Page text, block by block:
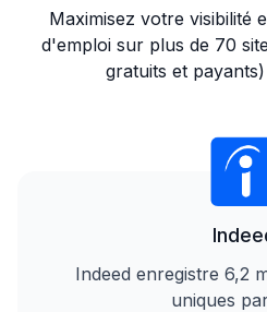
Maximisez votre visibilité
d'emploi sur plus de 70
gratuits et
Indeed enregistre 6,2
uniques